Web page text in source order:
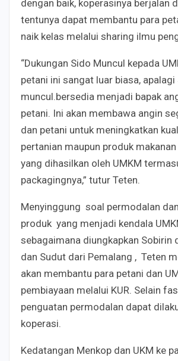
dengan baik, koperasinya berjalan
tentunya dapat membantu para
naik kelas melalui sharing ilmu
“Dukungan Sido Muncul kepada
petani ini sangat luar biasa, apalagi
muncul.bersedia menjadi bapak
petani. Ini akan membawa angin
dan petani untuk meningkatkan
pertanian maupun produk
yang dihasilkan oleh UMKM
packagingnya,” tutur Teten.
Menyinggung soal permodalan
produk yang menjadi kendala
sebagaimana diungkapkan Sobirin
dan Sudut dari Pemalang , Teten
akan membantu para petani dan
pembiayaan melalui KUR. Selain
penguatan permodalan dapat
koperasi.
Kedatangan Menkop dan UKM ke